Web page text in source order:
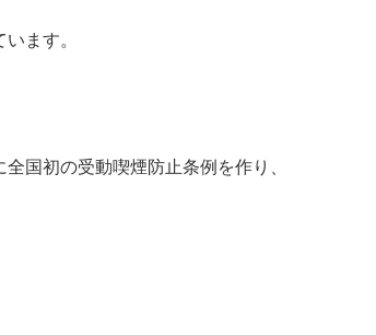
ます。
国初の受動喫煙防止条例を作り、